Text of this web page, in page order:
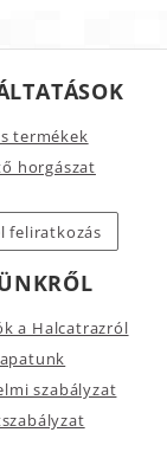
termékek
horgászat
feliratkozás
a Halcatrazról
szabályzat